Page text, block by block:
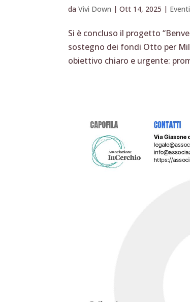
daVivi Down |Ott 14, 2025 | Eventi
Si è concluso il progetto
sostegno dei fondi Otto per
obiettivo chiaro e urgente: